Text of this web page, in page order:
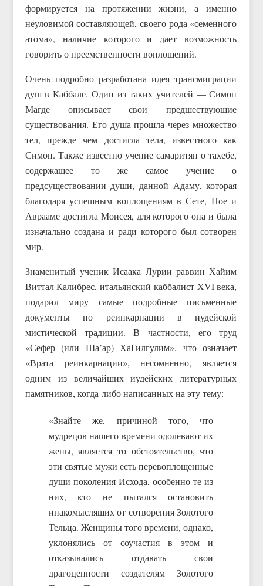
формируется на протяжении жизни, а именно
неуловимой составляющей, своего рода «семенного
атома», наличие которого и дает возможность
говорить о преемственности воплощений.
Очень подробно разработана идея трансмиграции
душ в Каббале. Один из таких учителей — Симон
Магде описывает свои предшествующие
существования. Его душа прошла через множество
тел, прежде чем достигла тела, известного как
Симон. Также известно учение самаритян о тахебе,
содержащее то же самое учение о
предсуществовании души, данной Адаму, которая
благодаря успешным воплощениям в Сете, Ное и
Аврааме достигла Моисея, для которого она и была
изначально создана и ради которого был сотворен
мир.
Знаменитый ученик Исаака Лурии раввин Хайим
Виттал Калибрес, итальянский каббалист XVI века,
подарил миру самые подробные письменные
документы по реинкарнации в иудейской
мистической традиции. В частности, его труд
«Сефер (или Ша’ар) ХаГилгулим», что означает
«Врата реинкарнации», несомненно, является
одним из величайших иудейских литературных
памятников, когда-либо написанных на эту тему:
«Знайте же, причиной того, что
мудрецов нашего времени одолевают их
жены, является то обстоятельство, что
эти святые мужи есть перевоплощенные
души поколения Исхода, особенно те из
них, кто не пытался остановить
инакомыслящих от сотворения Золотого
Тельца. Женщины того времени, однако,
уклонялись от соучастия в этом и
отказывались отдавать свои
драгоценности создателям Золотого